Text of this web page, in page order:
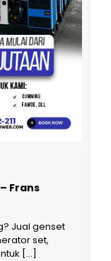
Frans
Jual genset
set,
[…]